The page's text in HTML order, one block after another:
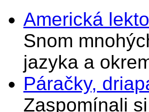
Americká
Snom
jazyka a
Páračky,
Zaspomínali